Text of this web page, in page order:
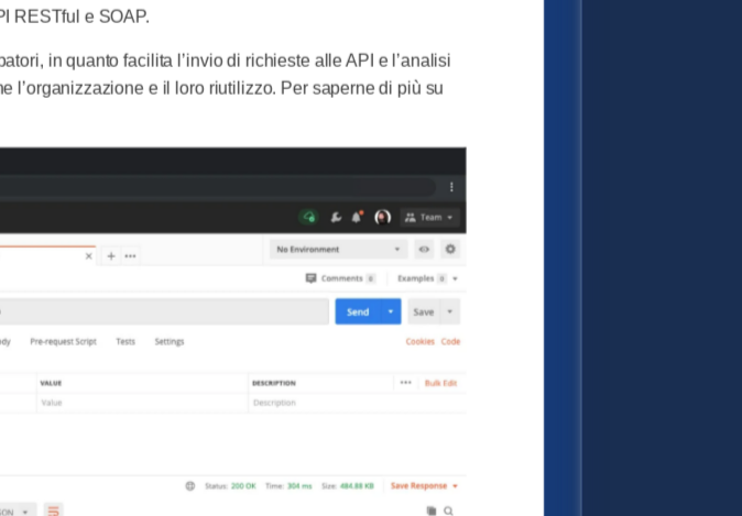
RESTful e SOAP.
in quanto facilita l’invio di richieste alle API e l’analisi
l’organizzazione e il loro riutilizzo. Per saperne di più su